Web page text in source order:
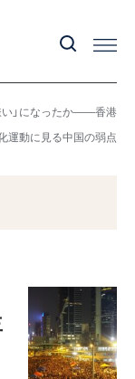
い」になったか――香港
運動に見る中国の弱点